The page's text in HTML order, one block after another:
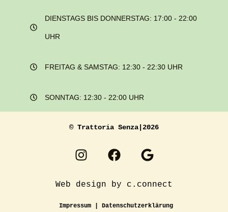
DIENSTAGS BIS DONNERSTAG: 17:00 - 22:00
UHR
FREITAG & SAMSTAG: 12:30 - 22:30 UHR
SONNTAG: 12:30 - 22:00 UHR
© Trattoria Senza|2026
I
n
t
F
a
e
G
o
g
Web design by c.connect
Impressum| Datenschutzerklärung